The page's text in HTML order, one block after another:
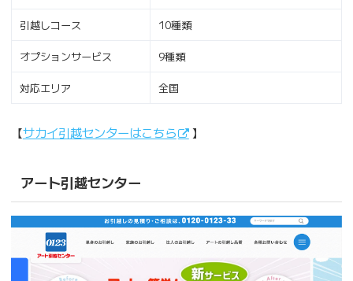
引越しコース 10種類
オプションサービス 9種類
対応エリア 全国
【サカイ引越センターはこちら 】
アート引越センター